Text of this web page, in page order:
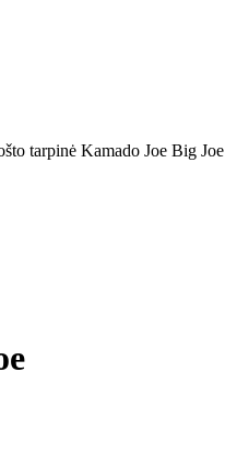
tarpinė Kamado Joe Big Joe